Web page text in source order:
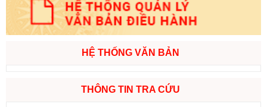
HỆ THỐNG VĂN BẢN
THÔNG TIN TRA CỨU